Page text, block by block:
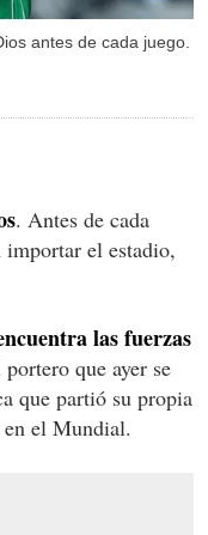
antes de cada juego.
. Antes de cada
el estadio,
las fuerzas
que ayer se
que partió su propia
el Mundial.